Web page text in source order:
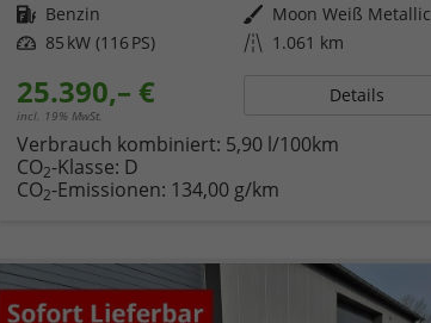
Kraftstoff Benzin Außenfarbe Moon Weiß Metallic
Leistung 85 kW (116 PS) Kilometerstand 1.061 km
25.390,– €
incl. 19% MwSt.
Details
Verbrauch kombiniert: 5,90 l/100km
CO2-Klasse: D
CO2-Emissionen: 134,00 g/km